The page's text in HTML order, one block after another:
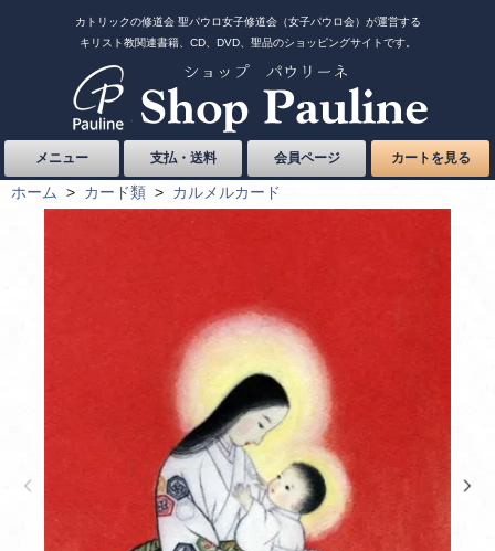
カトリックの修道会 聖パウロ女子修道会（女子パウロ会）が運営する
キリスト教関連書籍、CD、DVD、聖品のショッピングサイトです。
メニュー 支払・送料 会員ページ カートを見る
ホーム > カード類 > カルメルカード